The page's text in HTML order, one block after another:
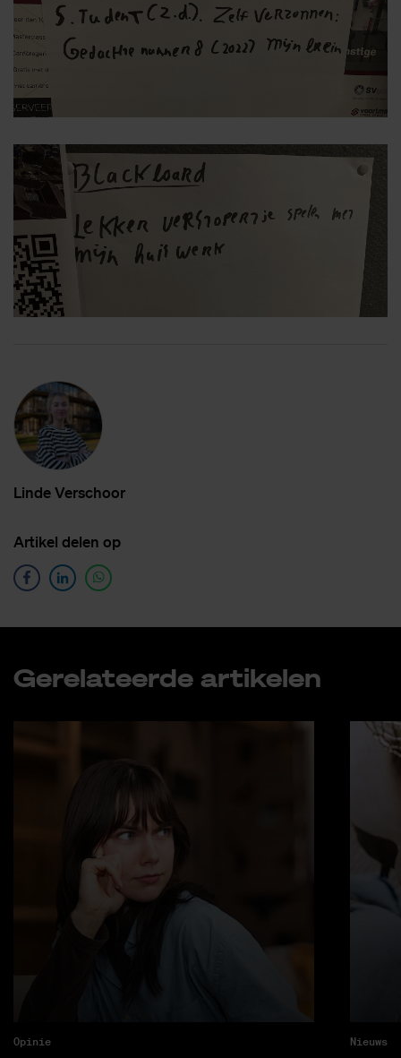
Lin­de Ver­schoor
Ar­ti­kel de­len op
Ge­re­la­teer­de ar­ti­ke­len
Opinie Nieuws